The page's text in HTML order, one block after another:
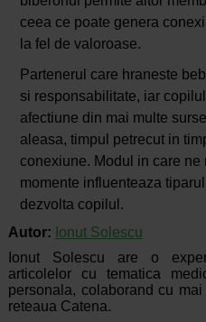
ceea ce poate genera
la fel de valoroase.
Partenerul care hraneste
si responsabilitate, iar
afectiune din mai multe
aleasa, timpul petrecut in
conexiune. Modul in care ne
momente influenteaza
dezvolta copilul.
Autor: Ionut Solescu
Ionut Solescu are o
articolelor cu tematica
personala, colaborand cu
reteaua Catena.